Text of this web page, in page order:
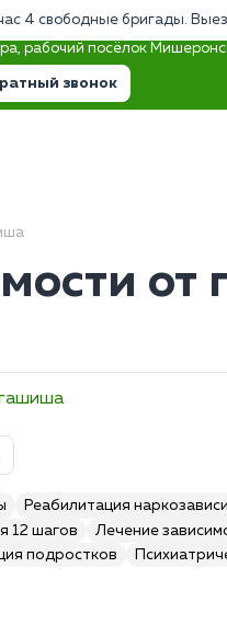
4 свободные бригады.
рабочий посёлок
звонок
Реабилитация
12 шагов Лечение
подростков